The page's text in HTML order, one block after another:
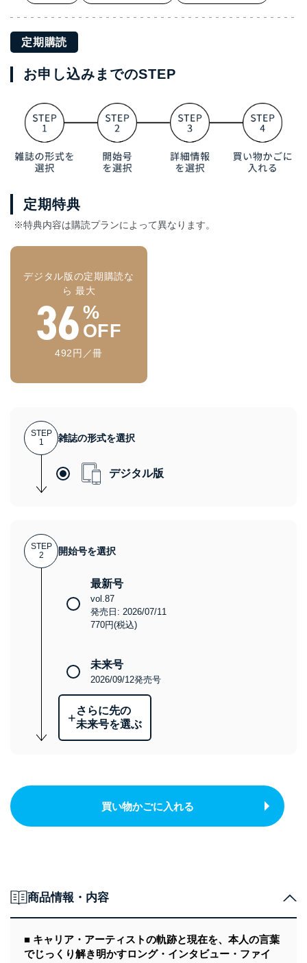
定期購読
お申し込みまでのSTEP
定期特典
※特典内容は購読プランによって異なります。
デジタル版の定期購読な
ら 最大
36 %
OFF
492円／冊
STEP
1
雑誌の形式を選択
デジタル版
STEP
2
開始号を選択
最新号
vol.87
発売日: 2026/07/11
770円(税込)
未来号
2026/09/12発売号
+さらに先の
未来号を選ぶ
買い物かごに入れる
商品情報・内容
■ キャリア・アーティストの軌跡と現在を、本人の言葉
でじっくり解き明かすロング・インタビュー・ファイ